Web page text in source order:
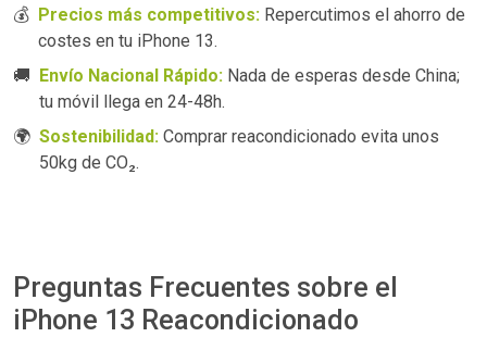
💰 Precios más competitivos: Repercutimos el ahorro de
costes en tu iPhone 13.
🚚 Envío Nacional Rápido: Nada de esperas desde China;
tu móvil llega en 24-48h.
🌍 Sostenibilidad: Comprar reacondicionado evita unos
50kg de CO₂.
Preguntas Frecuentes sobre el
iPhone 13 Reacondicionado